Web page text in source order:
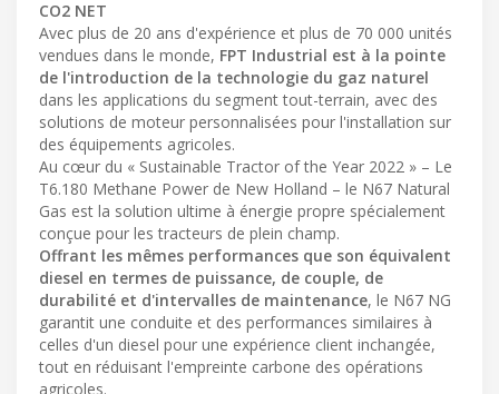
CO2 NET
Avec plus de 20 ans d'expérience et plus de 70 000 unités
vendues dans le monde, FPT Industrial est à la pointe
de l'introduction de la technologie du gaz naturel
dans les applications du segment tout-terrain, avec des
solutions de moteur personnalisées pour l'installation sur
des équipements agricoles.
Au cœur du « Sustainable Tractor of the Year 2022 » – Le
T6.180 Methane Power de New Holland – le N67 Natural
Gas est la solution ultime à énergie propre spécialement
conçue pour les tracteurs de plein champ.
Offrant les mêmes performances que son équivalent
diesel en termes de puissance, de couple, de
durabilité et d'intervalles de maintenance, le N67 NG
garantit une conduite et des performances similaires à
celles d'un diesel pour une expérience client inchangée,
tout en réduisant l'empreinte carbone des opérations
agricoles.